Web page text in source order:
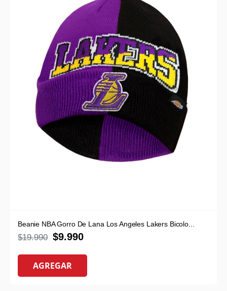
Beanie NBA Gorro De Lana Los Angeles Lakers Bicolo...
$19.990 $9.990
AGREGAR